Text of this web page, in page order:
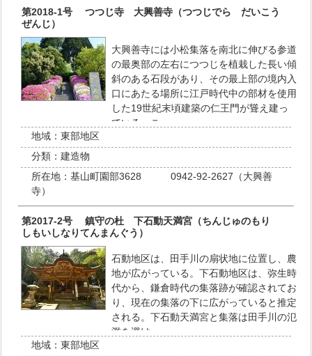
第2018-1号 つつじ寺 大興善寺（つつじでら だいこう
ぜんじ）
大興善寺には小松集落を南北に伸びる参道
の最奥部の左右につつじを植栽した長い傾
斜のある石段があり、その最上部の境内入
口にあたる場所に江戸時代中の部材を使用
した19世紀末頃建築の仁王門が聳え建っ
ている。こ…
地域： 東部地区
分類： 建造物
所在地： 基山町園部3628 0942-92-2627（大興善
寺）
第2017-2号 鎮守の杜 下石動天満宮（ちんじゅのもり
しもいしなりてんまんぐう）
石動地区は、田手川の扇状地に位置し、農
地が広がっている。下石動地区は、弥生時
代から、鎌倉時代の集落跡が確認されてお
り、現在の集落の下に広がっていると推定
される。下石動天満宮と集落は田手川の氾
濫を避け…
地域： 東部地区